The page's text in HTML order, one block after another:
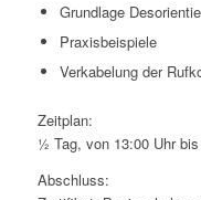
Grundlage
Praxisbeispiele
Verkabelung der
Zeitplan:
½ Tag, von 13:00 Uhr
Abschluss: